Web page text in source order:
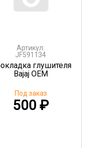
Артикул:
JF591134
глушителя
Bajaj OEM
500 ₽
Под заказ